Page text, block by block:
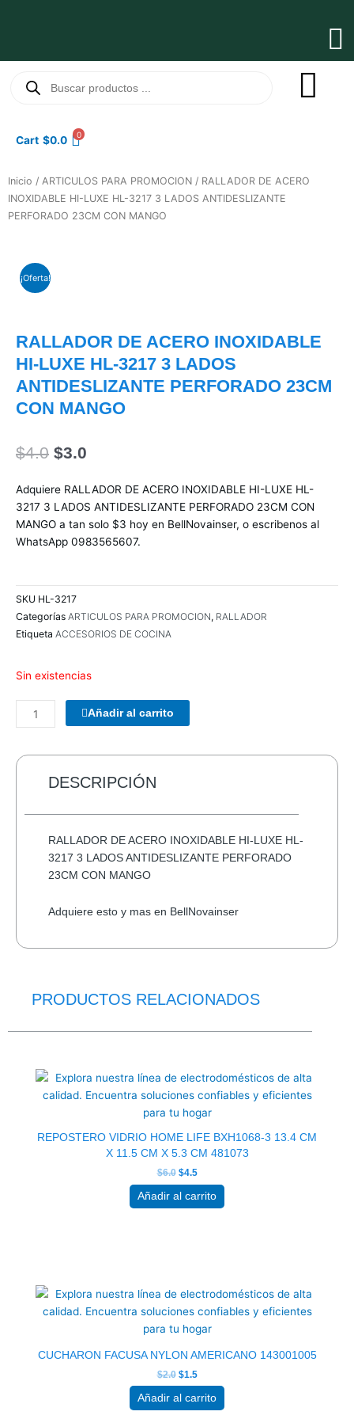
productos
Cart $0.0 0
Inicio / ARTICULOS PARA PROMOCION / RALLADOR DE ACERO
INOXIDABLE HI-LUXE HL-3217 3 LADOS ANTIDESLIZANTE
PERFORADO 23CM CON MANGO
¡Oferta!
RALLADOR DE ACERO INOXIDABLE
HI-LUXE HL-3217 3 LADOS
ANTIDESLIZANTE PERFORADO 23CM
CON MANGO
$4.0 El
original
era:
$4.0.
$3.0
actual
es:
$3.0.
Adquiere RALLADOR DE ACERO INOXIDABLE HI-LUXE HL-
3217 3 LADOS ANTIDESLIZANTE PERFORADO 23CM CON
MANGO a tan solo $3 hoy en BellNovainser, o escribenos al
WhatsApp 0983565607.
SKU HL-3217
Categorías ARTICULOS PARA PROMOCION, RALLADOR
Etiqueta ACCESORIOS DE COCINA
Sin existencias
COMBO
TECLADO/MOUSE
178990
INALAMBRICO
Añadir al carrito
DESCRIPCIÓN
RALLADOR DE ACERO INOXIDABLE HI-LUXE HL-
3217 3 LADOS ANTIDESLIZANTE PERFORADO
23CM CON MANGO
Adquiere esto y mas en BellNovainser
PRODUCTOS RELACIONADOS
REPOSTERO VIDRIO HOME LIFE BXH1068-3 13.4 CM
X 11.5 CM X 5.3 CM 481073
$6.0
original
era:
$6.0.
$4.5
actual
es:
$4.5.
Añadir al carrito
CUCHARON FACUSA NYLON AMERICANO 143001005
$2.0
original
era:
$2.0.
$1.5
actual
es:
$1.5.
Añadir al carrito